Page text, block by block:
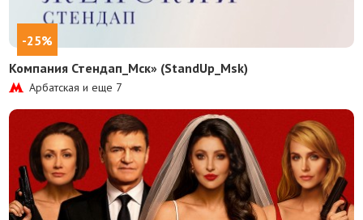
-25%
Компания Стендап_Мск» (StandUp_Msk)
Арбатская и еще 7